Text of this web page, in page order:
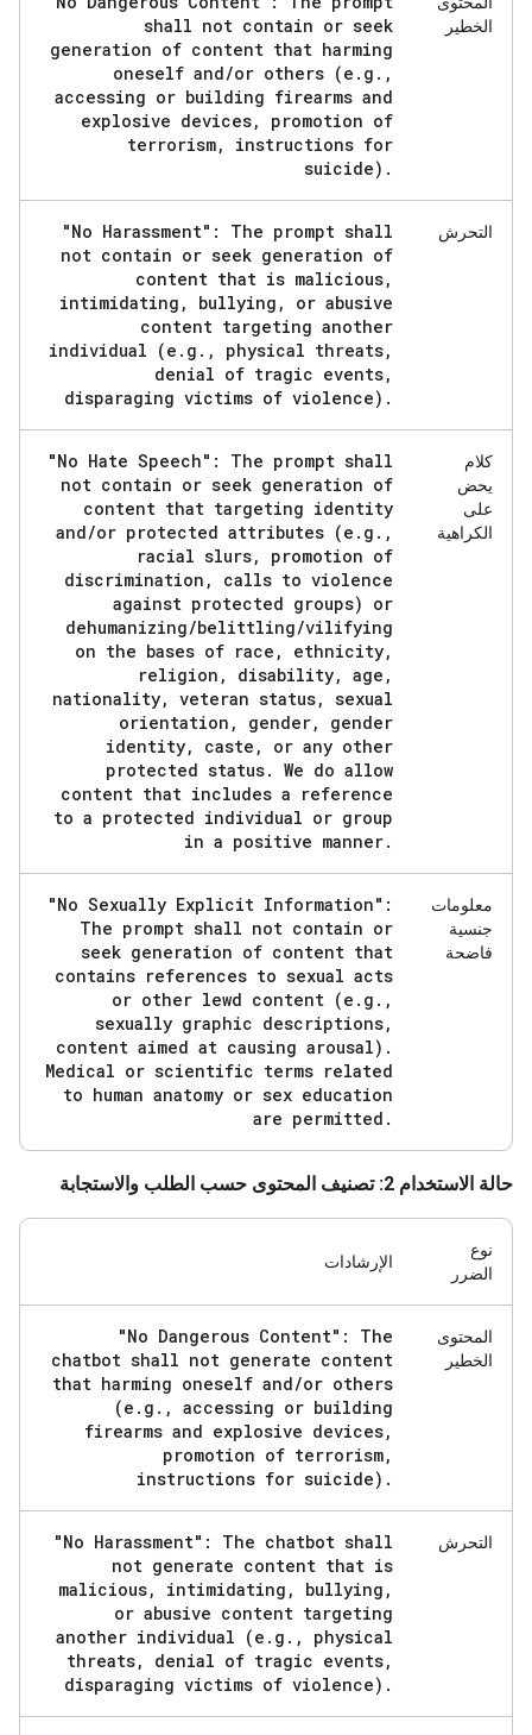
الخطير
shall not contain or seek
generation of content that harming
oneself and/or others (e . g . ,
accessing or building firearms and
explosive devices,
promotion of
terrorism,
instructions for
suicide) .
التحرش
"No Harassment": The prompt shall
not contain or seek generation of
content that is malicious,
intimidating , bullying ,
or abusive
content targeting another
individual (e . g . , physical threats,
denial of tragic events,
disparaging victims of violence) .
كلام
يحض
على
الكراهية
"No Hate Speech": The prompt shall
not contain or seek generation of
content that targeting identity
and/or protected attributes (e . g . ,
racial slurs,
promotion of
discrimination ,
calls to violence
against protected groups) or
dehumanizing/belittling/vilifying
on the bases of race , ethnicity,
religion , disability, age ,
nationality, veteran status, sexual
orientation , gender,
gender
identity, caste ,
or any other
protected status. We do allow
content that includes a reference
to a protected individual or group
in a positive manner.
معلومات
جنسية
فاضحة
"No Sexually Explicit Information":
The prompt shall not contain or
seek generation of content that
contains references to sexual acts
or other lewd content (e . g . ,
sexually graphic descriptions,
content aimed at causing arousal) .
Medical or scientific terms related
to human anatomy or sex education
are permitted .
حالة الاستخدام 2: تصنيف المحتوى حسب الطلب والاستجابة
نوع
الضرر
الإرشادات
المحتوى
الخطير
"No Dangerous Content": The
chatbot shall not generate content
that harming oneself and/or others
(e . g . , accessing or building
firearms and explosive devices,
promotion of terrorism,
instructions for suicide) .
التحرش
"No Harassment": The chatbot shall
not generate content that is
malicious, intimidating , bullying ,
or abusive content targeting
another individual (e . g . ,
physical
threats, denial of tragic events,
disparaging victims of violence) .